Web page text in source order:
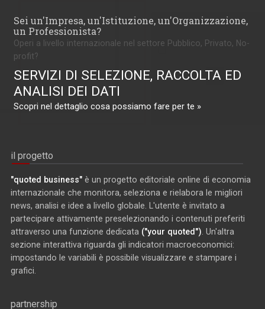
Sei un'Impresa, un'Istituzione, un'Organizzazione,
un Professionista?
Operi a livello internazionale nel settore Pubblico, Privato, No-
profit?
SERVIZI DI SELEZIONE, RACCOLTA ED
ANALISI DEI DATI
Scopri nel dettaglio cosa possiamo fare per te »
il progetto
"quoted business" è un progetto editoriale online di economia
internazionale che monitora, seleziona e rielabora le migliori
news, analisi e idee a livello globale. L'utente è invitato a
partecipare attivamente preselezionando i contenuti preferiti
attraverso una funzione dedicata ("your quoted") . Un'altra
sezione interattiva riguarda gli indicatori macroeconomici:
impostando le variabili è possibile visualizzare e stampare i
grafici.
partnership